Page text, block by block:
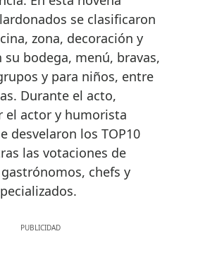
se clasificaron
zona, decoración y
su bodega, menú, bravas,
y para niños, entre
Durante el acto,
el actor y humorista
desvelaron los TOP10
las votaciones de
chefs y